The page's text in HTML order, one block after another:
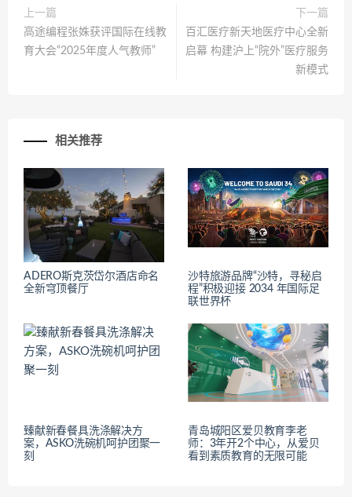
上一篇
高途编程张姝获评国际在线教
育大会“2025年度人气教师”
下一篇
百汇医疗新天地医疗中心全新
启幕 构建沪上“院外”医疗服务
新模式
相关推荐
ADERO斯克茨岱尔酒店命名
全新穹顶餐厅
沙特旅游品牌“沙特，寻秘启
程”积极迎接 2034 年国际足
联世界杯
臻献新春餐具洗涤解决方
案，ASKO洗碗机呵护团聚一
刻
青岛城阳区爱贝教育李老
师：3年开2个中心，从爱贝
看到素质教育的无限可能